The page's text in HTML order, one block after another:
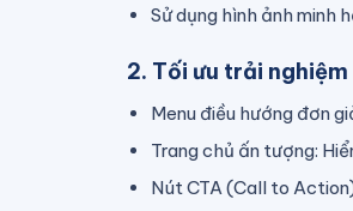
Sử dụng hình ảnh minh
2. Tối ưu trải
Menu điều hướng đơn
Trang chủ ấn tượng:
Nút CTA (Call to